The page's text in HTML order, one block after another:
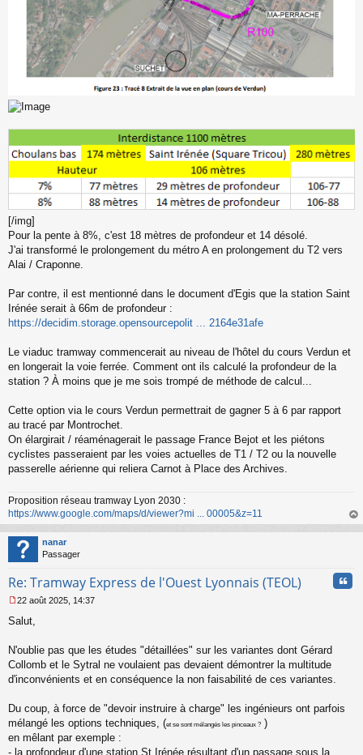
[/img]
Pour la pente à 8%, c'est 18 mètres de profondeur et 14 désolé.
J'ai transformé le prolongement du métro A en prolongement du T2 vers
Alai / Craponne.
Par contre, il est mentionné dans le document d'Egis que la station Saint
Irénée serait à 66m de profondeur :
https://decidim.storage.opensourcepolit ... 2164e31afe
Le viaduc tramway commencerait au niveau de l'hôtel du cours Verdun et
en longerait la voie ferrée. Comment ont ils calculé la profondeur de la
station ? À moins que je me sois trompé de méthode de calcul...
Cette option via le cours Verdun permettrait de gagner 5 à 6 par rapport
au tracé par Montrochet.
On élargirait / réaménagerait le passage France Bejot et les piétons
cyclistes passeraient par les voies actuelles de T1 / T2 ou la nouvelle
passerelle aérienne qui reliera Carnot à Place des Archives.
Proposition réseau tramway Lyon 2030 :
https://www.google.com/maps/d/viewer?mi ... 00005&z=11
au
nanar
Passager
Re: Tramway Express de l'Ouest Lyonnais (TEOL)
e
g
e
o
n
u
22 août 2025, 14:37
Salut,
N'oublie pas que les études "détaillées" sur les variantes dont Gérard
Collomb et le Sytral ne voulaient pas devaient démontrer la multitude
d'inconvénients et en conséquence la non faisabilité de ces variantes.
Du coup, à force de "devoir instruire à charge" les ingénieurs ont parfois
mélangé les options techniques, (et se sont mélangés les pinceaux ?)
en mêlant par exemple :
- la profondeur d'une station St Irénée résultant d'un passage sous la